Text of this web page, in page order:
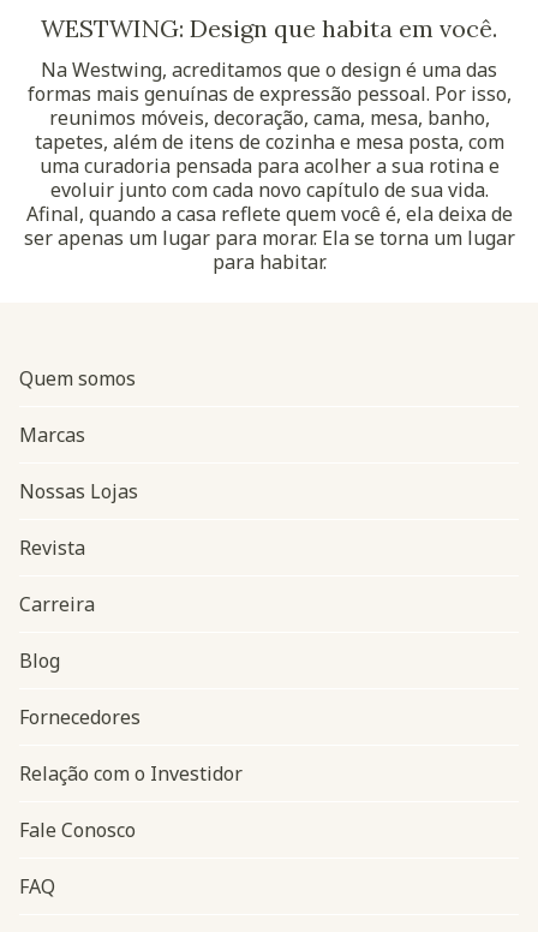
WESTWING: Design que habita em você.
Na Westwing, acreditamos que o design é uma das
formas mais genuínas de expressão pessoal. Por isso,
reunimos móveis, decoração, cama, mesa, banho,
tapetes, além de itens de cozinha e mesa posta, com
uma curadoria pensada para acolher a sua rotina e
evoluir junto com cada novo capítulo de sua vida.
Afinal, quando a casa reflete quem você é, ela deixa de
ser apenas um lugar para morar. Ela se torna um lugar
para habitar.
Navegação do rodapé
Quem somos
Marcas
Nossas Lojas
Revista
Carreira
Blog
Fornecedores
Relação com o Investidor
Fale Conosco
FAQ